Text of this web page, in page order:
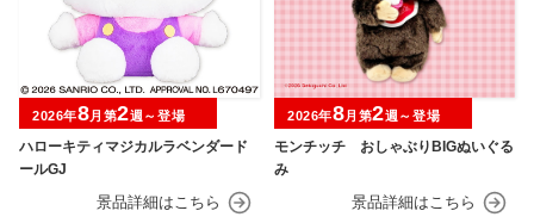
ハローキティマジカルラベンダード
ールGJ
2026年8月第2週～登場
モンチッチ おしゃぶりBIGぬいぐる
み
2026年8月第2週～登場